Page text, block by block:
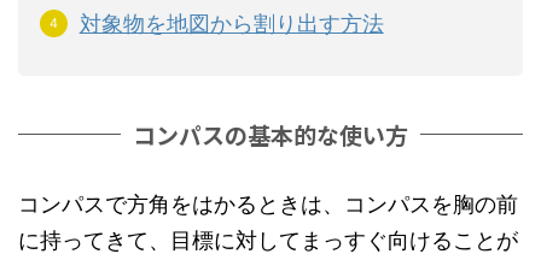
対象物を地図から割り出す方法
コンパスの基本的な使い方
コンパスで方角をはかるときは、コンパスを胸の前
に持ってきて、目標に対してまっすぐ向けることが